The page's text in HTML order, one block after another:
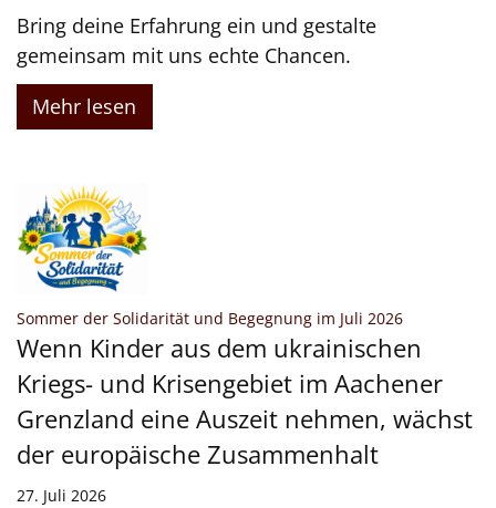
Bring deine Erfahrung ein und gestalte
gemeinsam mit uns echte Chancen.
Mehr lesen
Sommer der Solidarität und Begegnung im Juli 2026:
Wenn Kinder aus dem ukrainischen
Kriegs- und Krisengebiet im Aachener
Grenzland eine Auszeit nehmen, wächst
der europäische Zusammenhalt
27. Juli 2026